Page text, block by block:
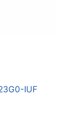
IUF